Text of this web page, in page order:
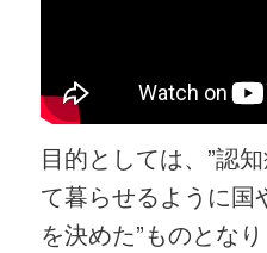
目的としては、”認
て暮らせるように国
を決めた”ものとなり